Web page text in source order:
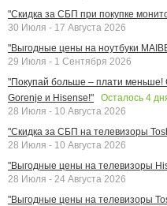
"Скидка за СБП при покупке
30 Июля - 17 Августа 2026
"Выгодные цены на ноутбуки
29 Июля - 1 Сентября 2026
"Покупай больше – плати меньше!
Gorenje и Hisense!"
Осталось 4
28 Июля - 10 Августа 2026
"Скидка за СБП на телевизоры
28 Июля - 10 Августа 2026
"Выгодные цены на телевизоры
28 Июля - 24 Августа 2026
"Выгодные цены на телевизоры